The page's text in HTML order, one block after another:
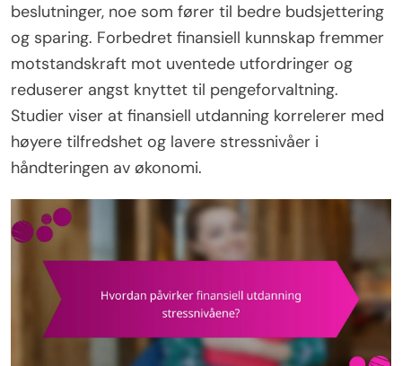
beslutninger, noe som fører til bedre budsjettering
og sparing. Forbedret finansiell kunnskap fremmer
motstandskraft mot uventede utfordringer og
reduserer angst knyttet til pengeforvaltning.
Studier viser at finansiell utdanning korrelerer med
høyere tilfredshet og lavere stressnivåer i
håndteringen av økonomi.